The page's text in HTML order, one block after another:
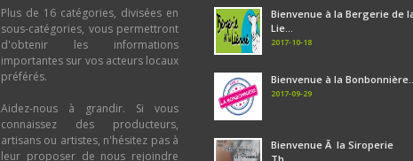
Plus de 16 catégories, divisées en
sous-catégories, vous permettront
d'obtenir les informations
importantes sur vos acteurs locaux
préférés.
Aidez-nous à grandir. Si vous
connaissez des producteurs,
artisans ou artistes, n'hésitez pas à
leur proposer de nous rejoindre
Bienvenue à la Bergerie de
Lie...
2017-10-18
Bienvenue à la
2017-09-29
Bienvenue Ã la Siroperie